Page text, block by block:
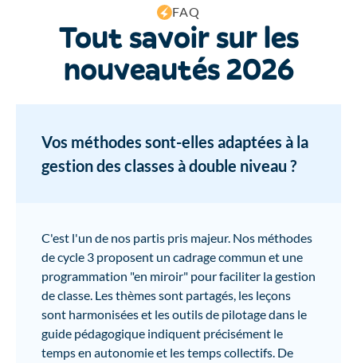
FAQ
Tout savoir sur les
nouveautés 2026
Vos méthodes sont-elles adaptées à la
gestion des classes à double niveau ?
C'est l'un de nos partis pris majeur. Nos méthodes
de cycle 3 proposent un cadrage commun et une
programmation "en miroir" pour faciliter la gestion
de classe. Les thèmes sont partagés, les leçons
sont harmonisées et les outils de pilotage dans le
guide pédagogique indiquent précisément le
temps en autonomie et les temps collectifs. De